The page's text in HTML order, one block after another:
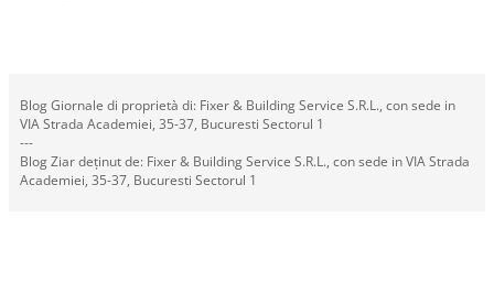
Blog Giornale di proprietà di: Fixer & Building Service S.R.L., con sede in
VIA Strada Academiei, 35-37, Bucuresti Sectorul 1
---
Blog Ziar deținut de: Fixer & Building Service S.R.L., con sede in VIA Strada
Academiei, 35-37, Bucuresti Sectorul 1